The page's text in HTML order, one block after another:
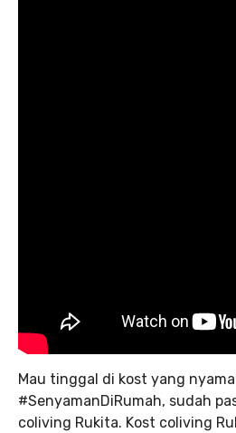
Mau tinggal di kost yang
#SenyamanDiRumah, sudah
coliving Rukita. Kost coliving